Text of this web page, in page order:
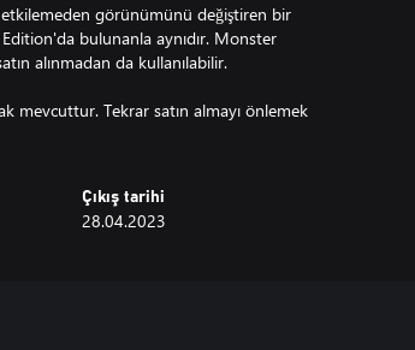
görünümünü değiştiren bir
bulunanla aynıdır. Monster
alınmadan da kullanılabilir.
mevcuttur. Tekrar satın almayı önlemek
Çıkış tarihi
28.04.2023